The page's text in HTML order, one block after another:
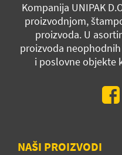
Kompanija UNIPAK
proizvodnjom,
proizvoda. U
proizvoda
i poslovne objekte
NAŠI PROIZVODI